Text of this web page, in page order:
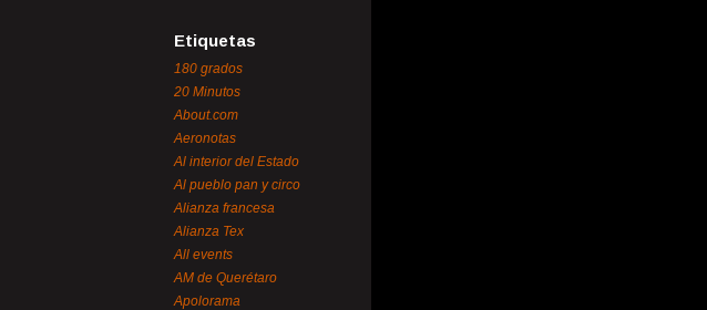
Etiquetas
180 grados
20 Minutos
About.com
Aeronotas
Al interior del Estado
Al pueblo pan y circo
Alianza francesa
Alianza Tex
All events
AM de Querétaro
Apolorama